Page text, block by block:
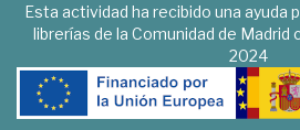
Esta actividad ha recibido una ayuda
librerías de la Comunidad de
2024